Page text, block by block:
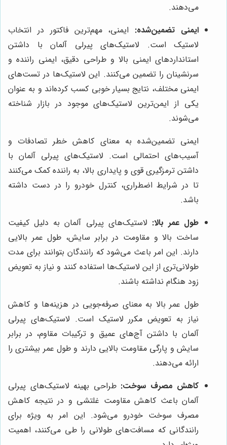
می‌دهند.
ایمنی تضمین‌شده: ایمنی، مهم‌ترین فاکتور در انتخاب
لاستیک است. لاستیک‌های پیرلی آلمان با داشتن
استانداردهای ایمنی بالا و طراحی دقیق، ایمنی راننده و
سرنشینان را تضمین می‌کنند. این لاستیک‌ها در تست‌های
ایمنی مختلف، نتایج بسیار خوبی کسب کرده‌اند و به عنوان
یکی از ایمن‌ترین لاستیک‌های موجود در بازار شناخته
می‌شوند.
ایمنی تضمین‌شده به معنای کاهش خطر تصادفات و
آسیب‌های احتمالی است. لاستیک‌های پیرلی آلمان با
داشتن ترمزگیری قوی و پایداری بالا، به راننده کمک می‌کنند
تا در شرایط اضطراری، کنترل خودرو را در دست داشته
باشد.
طول عمر بالا: لاستیک‌های پیرلی آلمان به دلیل کیفیت
ساخت بالا و مقاومت در برابر سایش، طول عمر بالایی
دارند. این امر باعث می‌شود که رانندگان بتوانند برای مدت
طولانی‌تری از این لاستیک‌ها استفاده کنند و نیاز به تعویض
زود هنگام نداشته باشند.
طول عمر بالا به معنای صرفه‌جویی در هزینه‌ها و کاهش
نیاز به تعویض مکرر لاستیک است. لاستیک‌های پیرلی
آلمان با داشتن آج‌های عمیق و ترکیبات مقاوم، در برابر
سایش و پارگی مقاومت بالایی دارند و طول عمر بیشتری را
ارائه می‌دهند.
کاهش مصرف سوخت: طراحی بهینه لاستیک‌های پیرلی
آلمان باعث کاهش مقاومت غلتشی و در نتیجه کاهش
مصرف سوخت خودرو می‌شود. این امر به ویژه برای
رانندگانی که مسافت‌های طولانی را طی می‌کنند، اهمیت